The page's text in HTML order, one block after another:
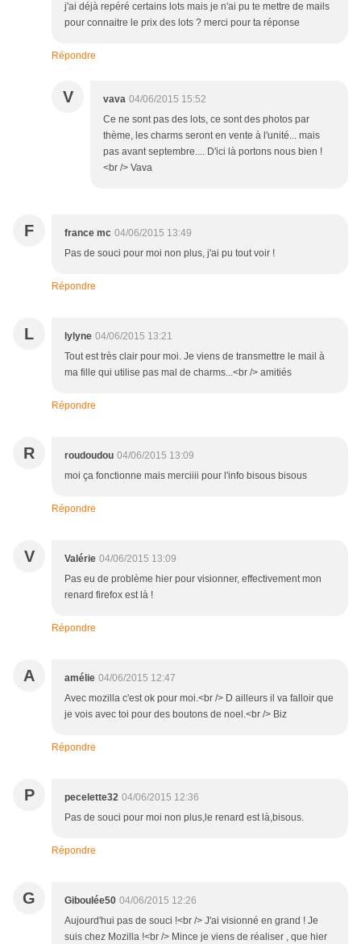
j'ai déjà repéré certains lots mais je n'ai pu te mettre de mails
pour connaitre le prix des lots ? merci pour ta réponse
Répondre
V vava 04/06/2015 15:52
Ce ne sont pas des lots, ce sont des photos par
thème, les charms seront en vente à l'unité... mais
pas avant septembre.... D'ici là portons nous bien !
<br /> Vava
F france mc 04/06/2015 13:49
Pas de souci pour moi non plus, j'ai pu tout voir !
Répondre
L lylyne 04/06/2015 13:21
Tout est très clair pour moi. Je viens de transmettre le mail à
ma fille qui utilise pas mal de charms...<br /> amitiés
Répondre
R roudoudou 04/06/2015 13:09
moi ça fonctionne mais merciiii pour l'info bisous bisous
Répondre
V Valérie 04/06/2015 13:09
Pas eu de problème hier pour visionner, effectivement mon
renard firefox est là !
Répondre
A amélie 04/06/2015 12:47
Avec mozilla c'est ok pour moi.<br /> D ailleurs il va falloir que
je vois avec toi pour des boutons de noel.<br /> Biz
Répondre
P pecelette32 04/06/2015 12:36
Pas de souci pour moi non plus,le renard est là,bisous.
Répondre
G Giboulée50 04/06/2015 12:26
Aujourd'hui pas de souci !<br /> J'ai visionné en grand ! Je
suis chez Mozilla !<br /> Mince je viens de réaliser , que hier